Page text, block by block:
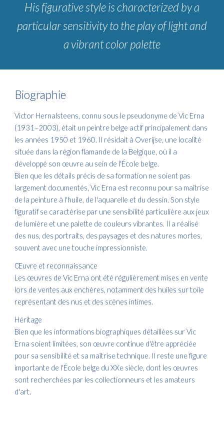
His figurative style is characterized by a
particular sensitivity to the play of light and
a vibrant color palette
Biographie
Victor Hernalsteens, connu sous le pseudonyme de Vic Erna
(1931–2003), était un peintre belge actif principalement dans
les années 1950 et 1960. Il résidait à Overijse, une localité
située dans la région flamande de la Belgique, où il a
développé son œuvre au sein de l'École belge.​
Bien que les détails précis de sa formation ne soient pas
largement documentés, Vic Erna est reconnu pour sa maîtrise
de la peinture à l'huile, de l'aquarelle et du dessin. Son style
figuratif se caractérise par une sensibilité particulière aux jeux
de lumière et une palette de couleurs vibrantes. Il a réalisé
des nus, des portraits, des paysages et des natures mortes,
souvent avec une touche impressionniste.​
Œuvre et reconnaissance
Les œuvres de Vic Erna ont été régulièrement mises en vente
lors de ventes aux enchères, notamment des huiles sur toile
représentant des nus et des scènes intimes.
Héritage
Bien que les informations biographiques détaillées sur Vic
Erna soient limitées, son œuvre continue d'être appréciée
pour sa sensibilité et sa maîtrise technique. Il reste une figure
importante de l'École belge du XXe siècle, dont les œuvres
sont recherchées par les collectionneurs et les amateurs
d'art.